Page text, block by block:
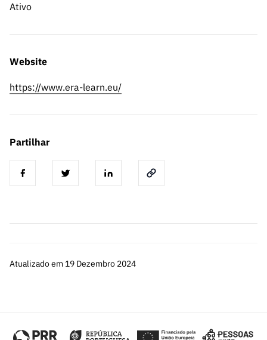
Ativo
Website
https://www.era-learn.eu/
Partilhar
Atualizado em 19 Dezembro 2024